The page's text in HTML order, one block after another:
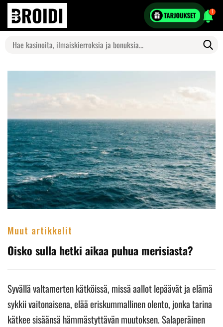
1
Search
Muut artikkelit
Oisko sulla hetki aikaa puhua merisiasta?
Syvällä valtamerten kätköissä, missä aallot lepäävät ja elämä
sykkii vaitonaisena, elää eriskummallinen olento, jonka tarina
kätkee sisäänsä hämmästyttävän muutoksen. Salaperäinen